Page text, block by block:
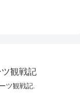
観戦記
ツ観戦記.